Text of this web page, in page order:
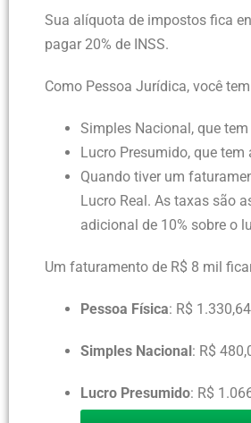
Sua alíquota de impostos fica
pagar 20% de INSS.
Como Pessoa Jurídica, você
Simples Nacional, que
Lucro Presumido, que tem
Quando tiver um
Lucro Real. As taxas são
adicional de 10% sobre o
Um faturamento de R$ 8 mil
Pessoa Física: R$
Simples Nacional: R$
Lucro Presumido: R$